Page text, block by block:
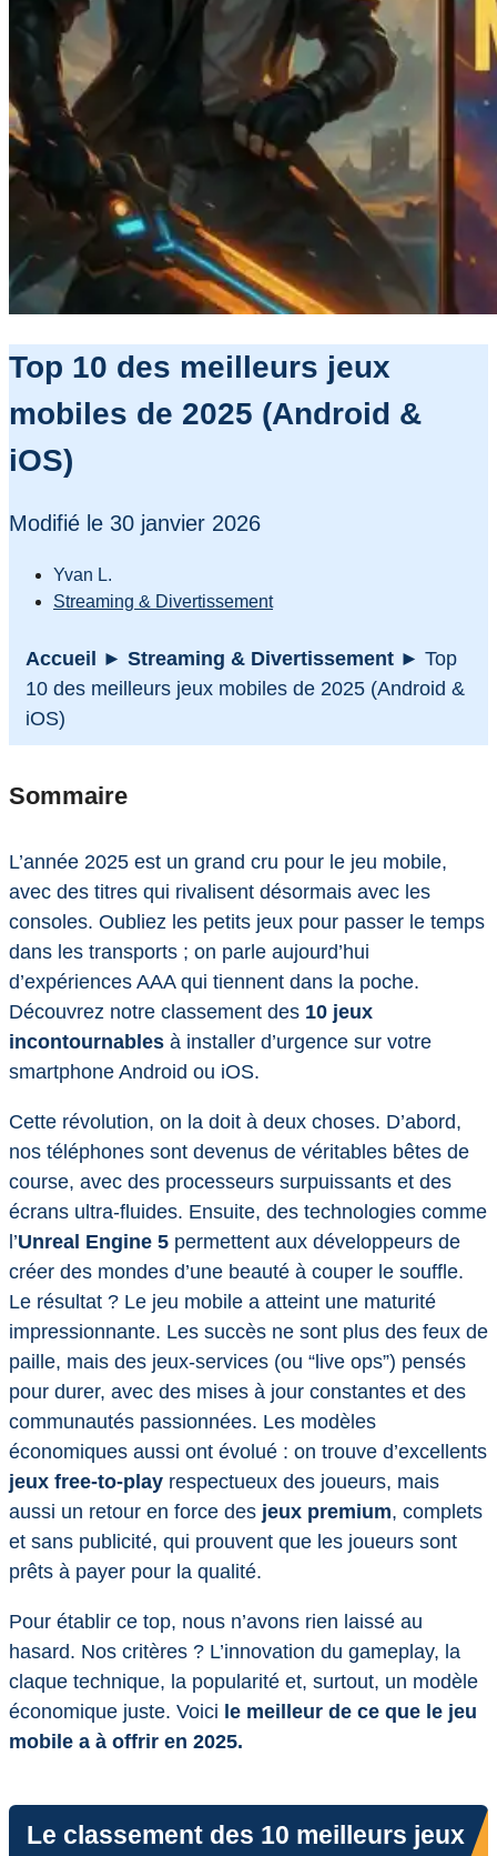
Top 10 des meilleurs jeux
mobiles de 2025 (Android &
iOS)
Modifié le 30 janvier 2026
Yvan L.
Streaming & Divertissement
Accueil ► Streaming & Divertissement ► Top
10 des meilleurs jeux mobiles de 2025 (Android &
iOS)
Sommaire
L’année 2025 est un grand cru pour le jeu mobile,
avec des titres qui rivalisent désormais avec les
consoles. Oubliez les petits jeux pour passer le temps
dans les transports ; on parle aujourd’hui
d’expériences AAA qui tiennent dans la poche.
Découvrez notre classement des 10 jeux
incontournables à installer d’urgence sur votre
smartphone Android ou iOS.
Cette révolution, on la doit à deux choses. D’abord,
nos téléphones sont devenus de véritables bêtes de
course, avec des processeurs surpuissants et des
écrans ultra-fluides. Ensuite, des technologies comme
l’Unreal Engine 5 permettent aux développeurs de
créer des mondes d’une beauté à couper le souffle.
Le résultat ? Le jeu mobile a atteint une maturité
impressionnante. Les succès ne sont plus des feux de
paille, mais des jeux-services (ou “live ops”) pensés
pour durer, avec des mises à jour constantes et des
communautés passionnées. Les modèles
économiques aussi ont évolué : on trouve d’excellents
jeux free-to-play respectueux des joueurs, mais
aussi un retour en force des jeux premium, complets
et sans publicité, qui prouvent que les joueurs sont
prêts à payer pour la qualité.
Pour établir ce top, nous n’avons rien laissé au
hasard. Nos critères ? L’innovation du gameplay, la
claque technique, la popularité et, surtout, un modèle
économique juste. Voici le meilleur de ce que le jeu
mobile a à offrir en 2025.
Le classement des 10 meilleurs jeux